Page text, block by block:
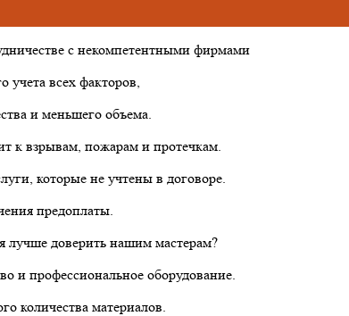
с некомпетентными фирмами
учета всех факторов,
и меньшего объема.
к взрывам, пожарам и протечкам.
которые не учтены в договоре.
предоплаты.
лучше доверить нашим мастерам?
и профессиональное оборудование.
количества материалов.